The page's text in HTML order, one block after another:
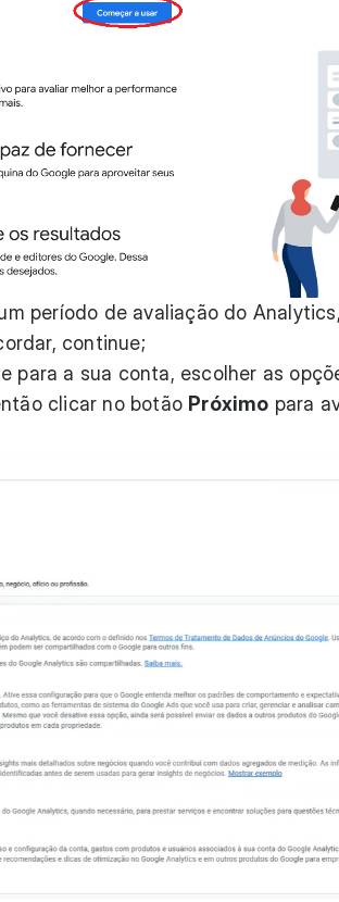
período de avaliação do
continue;
para a sua conta, escolher as
clicar no botão Próximo para